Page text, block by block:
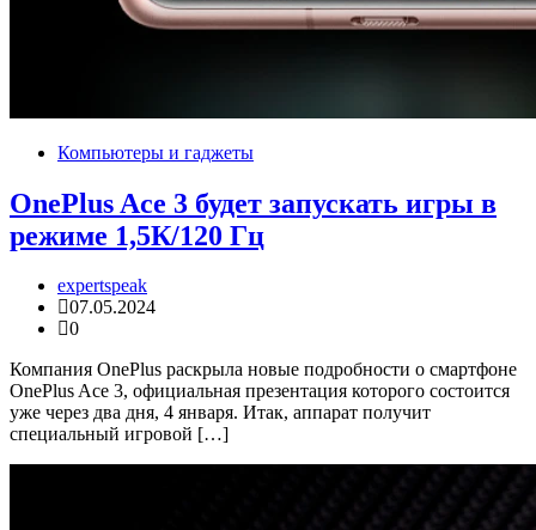
Компьютеры и гаджеты
OnePlus Ace 3 будет запускать игры в
режиме 1,5К/120 Гц
expertspeak
07.05.2024
0
Компания OnePlus раскрыла новые подробности о смартфоне
OnePlus Ace 3, официальная презентация которого состоится
уже через два дня, 4 января. Итак, аппарат получит
специальный игровой […]